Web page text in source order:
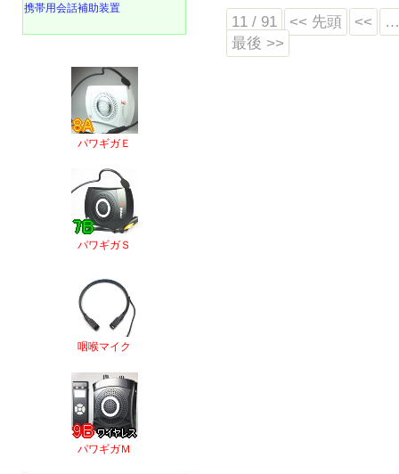
11 / 91 << 先頭 <<
最後 >>
携帯用会話補助装置
パワギガＥ
パワギガＳ
咽喉マイク
パワギガＭ